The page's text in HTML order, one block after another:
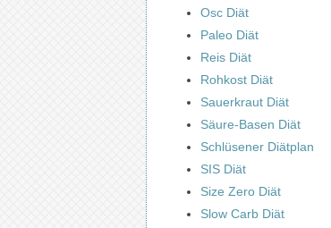
Osc Diät
Paleo Diät
Reis Diät
Rohkost Diät
Sauerkraut Diät
Säure-Basen Diät
Schlüsener Diätplan
SIS Diät
Size Zero Diät
Slow Carb Diät